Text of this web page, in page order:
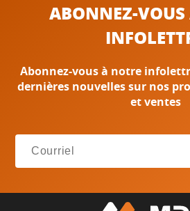
ABONNEZ-VOUS
Abonnez-vous à notre
dernières nouvelles sur nos
et ventes